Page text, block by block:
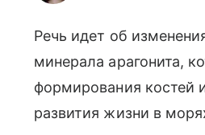
Речь идет об
минерала арагонита,
формирования костей
развития жизни в